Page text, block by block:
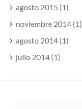
agosto 2015 (1)
noviembre 2014 (1)
agosto 2014 (1)
julio 2014 (1)